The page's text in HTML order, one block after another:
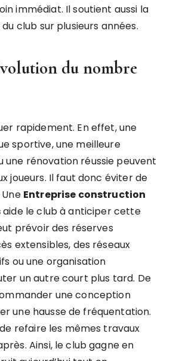
immédiat. Il soutient aussi la
club sur plusieurs années.
du nombre
rapidement. En effet, une
sportive, une meilleure
une rénovation réussie peuvent
joueurs. Il faut donc éviter de
Entreprise construction
aide le club à anticiper cette
prévoir des réserves
extensibles, des réseaux
ou une organisation
un autre court plus tard. De
une conception
une hausse de fréquentation.
refaire les mêmes travaux
Ainsi, le club gagne en